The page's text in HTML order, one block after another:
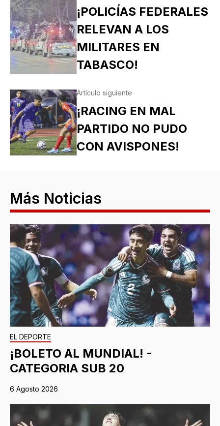
¡POLICÍAS FEDERALES
RELEVAN A LOS
MILITARES EN
TABASCO!
Artículo siguiente
¡RACING EN MAL
PARTIDO NO PUDO
CON AVISPONES!
Más Noticias
EL DEPORTE
¡BOLETO AL MUNDIAL! -
CATEGORIA SUB 20
6 Agosto 2026